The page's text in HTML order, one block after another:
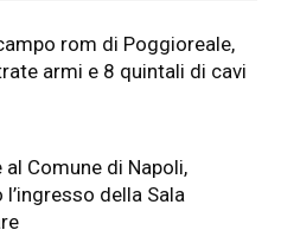
rom di Poggioreale,
armi e 8 quintali di cavi
al Comune di Napoli,
l’ingresso della Sala